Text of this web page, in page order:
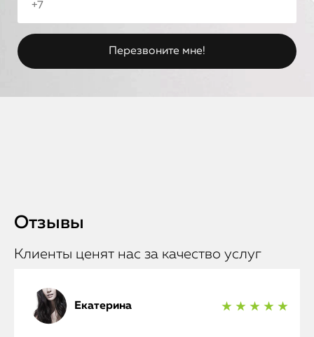
Отзывы
Клиенты ценят нас за качество услуг
Екатерина ★ ★ ★ ★ ★